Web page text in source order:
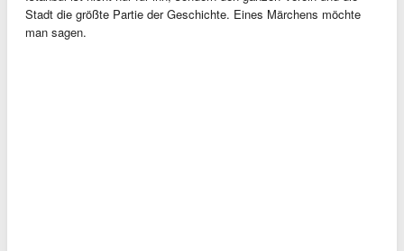
Stadt die größte Partie der Geschichte. Eines Märchens möchte
man sagen.